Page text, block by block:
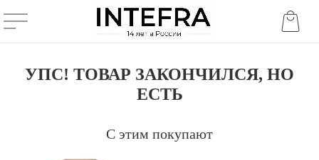
УПС! ТОВАР ЗАКОНЧИЛСЯ, НО
ЕСТЬ
С этим покупают